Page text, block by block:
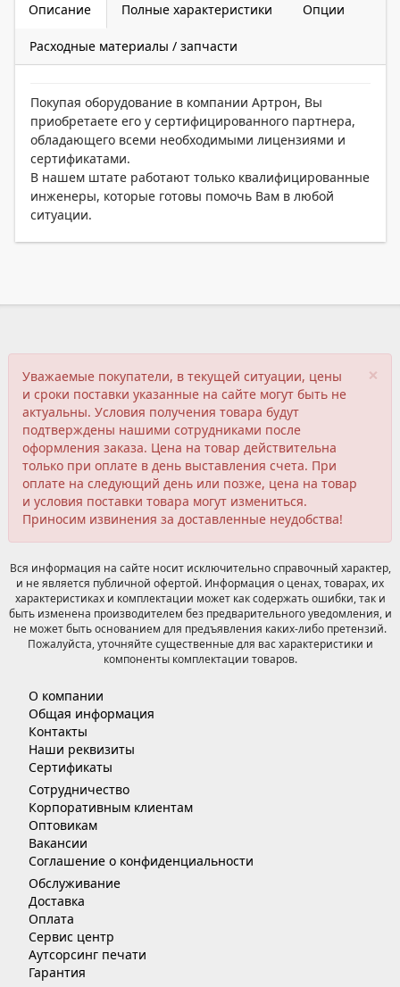
Описание Полные характеристики Опции
Расходные материалы / запчасти
Покупая оборудование в компании Артрон, Вы
приобретаете его у сертифицированного партнера,
обладающего всеми необходимыми лицензиями и
сертификатами.
В нашем штате работают только квалифицированные
инженеры, которые готовы помочь Вам в любой
ситуации.
×
Уважаемые покупатели, в текущей ситуации, цены
и сроки поставки указанные на сайте могут быть не
актуальны. Условия получения товара будут
подтверждены нашими сотрудниками после
оформления заказа. Цена на товар действительна
только при оплате в день выставления счета. При
оплате на следующий день или позже, цена на товар
и условия поставки товара могут измениться.
Приносим извинения за доставленные неудобства!
Вся информация на сайте носит исключительно справочный характер,
и не является публичной офертой. Информация о ценах, товарах, их
характеристиках и комплектации может как содержать ошибки, так и
быть изменена производителем без предварительного уведомления, и
не может быть основанием для предъявления каких-либо претензий.
Пожалуйста, уточняйте существенные для вас характеристики и
компоненты комплектации товаров.
О компании
Общая информация
Контакты
Наши реквизиты
Сертификаты
Сотрудничество
Корпоративным клиентам
Оптовикам
Вакансии
Соглашение о конфиденциальности
Обслуживание
Доставка
Оплата
Сервис центр
Аутсорсинг печати
Гарантия